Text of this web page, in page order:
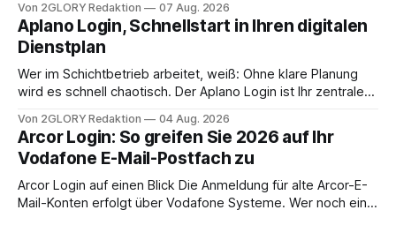
erledigen? Die kurze Antwort: Bei einfachen
Einkommensverhältnissen reicht häufig eine Steuersoftware
aus – sobald jedoch mehrere Einkunftsarten
zusammentreffen oder größere finanzielle Veränderungen
anstehen, zahlt sich professionelle Unterstützung meist
Von 2GLORY Redaktion 07 Aug. 2026
Aplano Login, Schnellstart in Ihren digitalen
Dienstplan
Wer im Schichtbetrieb arbeitet, weiß: Ohne klare Planung
wird es schnell chaotisch. Der Aplano Login ist Ihr zentraler
abwesenheiten und die gesamte kommunikation rund um
Ihr personal digital zu organisieren. In diesem Leitfaden
erfahren Sie alles, was Sie für einen reibungslosen Einstieg
brauchen, von der Registrierung
Von 2GLORY Redaktion 04 Aug. 2026
Arcor Login: So greifen Sie 2026 auf Ihr
Vodafone E-Mail-Postfach zu
Arcor Login auf einen Blick Die Anmeldung für alte Arcor-E-
Mail-Konten erfolgt über Vodafone Systeme. Wer noch eine